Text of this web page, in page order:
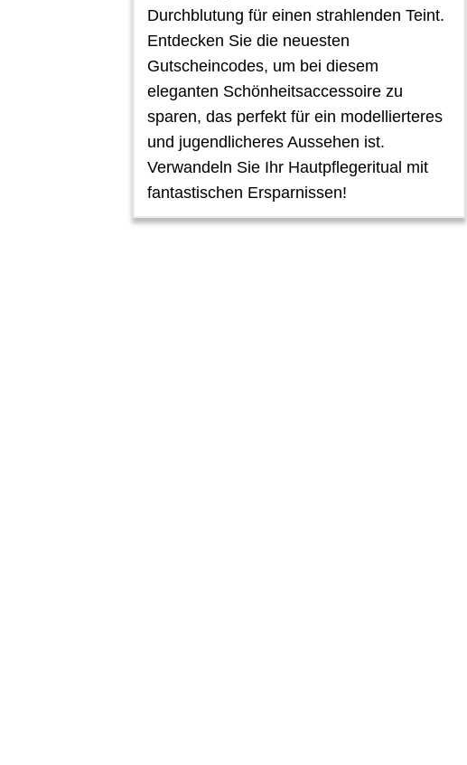
Durchblutung für einen strahlenden Teint.
Entdecken Sie die neuesten
Gutscheincodes, um bei diesem
eleganten Schönheitsaccessoire zu
sparen, das perfekt für ein modellierteres
und jugendlicheres Aussehen ist.
Verwandeln Sie Ihr Hautpflegeritual mit
fantastischen Ersparnissen!